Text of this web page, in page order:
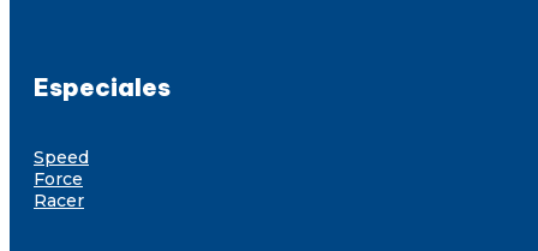
Especiales
Speed
Force
Racer